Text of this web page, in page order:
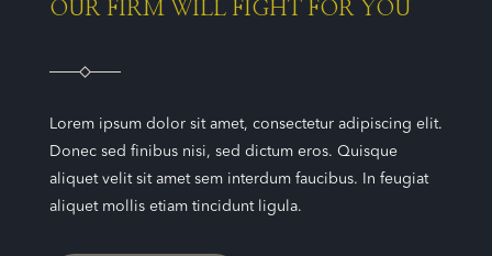
OUR FIRM WILL FIGHT FOR YOU
Lorem ipsum dolor sit amet, consectetur adipiscing elit.
Donec sed finibus nisi, sed dictum eros. Quisque
aliquet velit sit amet sem interdum faucibus. In feugiat
aliquet mollis etiam tincidunt ligula.